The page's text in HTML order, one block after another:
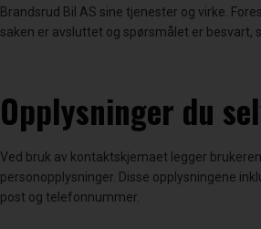
Brandsrud Bil AS sine tjenester og virke.
saken er avsluttet og spørsmålet er besvart,
Opplysninger du
Ved bruk av kontaktskjemaet legger
personopplysninger. Disse opplysningene
post og telefonnummer.